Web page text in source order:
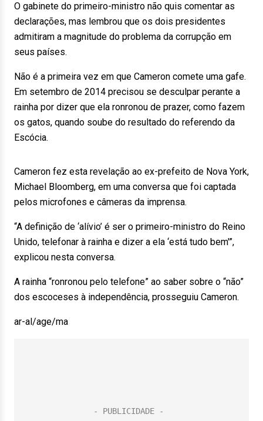
O gabinete do primeiro-ministro não quis comentar as
declarações, mas lembrou que os dois presidentes
admitiram a magnitude do problema da corrupção em
seus países.
Não é a primeira vez em que Cameron comete uma gafe.
Em setembro de 2014 precisou se desculpar perante a
rainha por dizer que ela ronronou de prazer, como fazem
os gatos, quando soube do resultado do referendo da
Escócia.
Cameron fez esta revelação ao ex-prefeito de Nova York,
Michael Bloomberg, em uma conversa que foi captada
pelos microfones e câmeras da imprensa.
“A definição de ‘alívio’ é ser o primeiro-ministro do Reino
Unido, telefonar à rainha e dizer a ela ‘está tudo bem'”,
explicou nesta conversa.
A rainha “ronronou pelo telefone” ao saber sobre o “não”
dos escoceses à independência, prosseguiu Cameron.
ar-al/age/ma